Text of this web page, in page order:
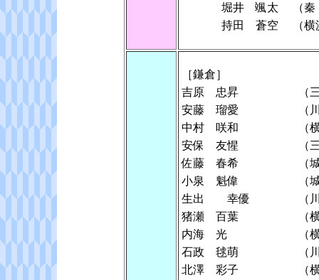
堀井 颯太
（
持田 蒼空
（
［鎌倉］
吉原 忠昇
（
安藤 瑠愛
（
中村 咲和
（
安保 友惺
（
佐藤 春希
小泉 魁偉
生出 幸優
（
猪瀬 百葉
（
内海 光
（
石政 毬萌
（
北澤 彩子
（